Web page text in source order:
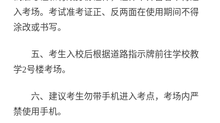
入考场。考试准考证正、反两面在使用期间不得
涂改或书写。
五、考生入校后根据道路指示牌前往学校教
学2号楼考场。
六、建议考生勿带手机进入考点，考场内严
禁使用手机。